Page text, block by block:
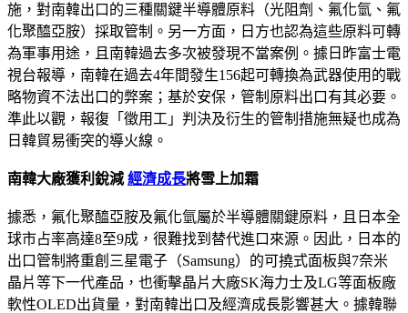
施，對南韓出口的三種關鍵半導體原料（光阻劑、氟化氫、氟
化聚醯亞胺）採取管制。另一方面，日方也認為這些原料可轉
為軍事用途，且南韓過去多次被發現不當案例。據日昨富士電
視台報導，南韓在過去4年間發生156起可轉換為武器使用的戰
略物資不法出口的弊案；基於安保，管制原料出口有其必要。
準此以觀，報復「徵用工」判決及衍生的管制措施無疑也成為
日韓貿易衝突的導火線。
南韓大廠獲利銳減經濟成長將雪上加霜
據悉，氟化聚醯亞胺及氟化氫屬於半導體關鍵原料，且日本全
球市占率高達8至9成，很難找到替代進口來源。因此，日本的
出口管制將重創三星電子（Samsung）的可撓式面板與7奈米
晶片等下一代產品，也衝擊晶片大廠SK海力士及LG等面板廠
軟性OLED出貨量，對南韓出口及經濟成長影響甚大。據韓聯